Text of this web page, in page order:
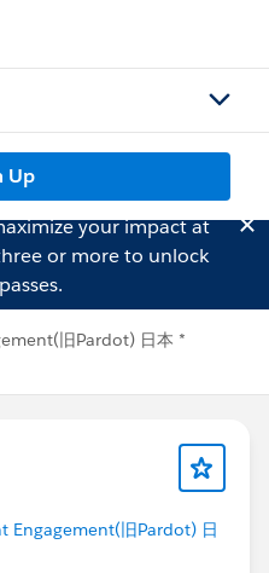
Up
your impact at
or more to unlock
旧Pardot) 日本 *
Engagement(旧Pardot) 日